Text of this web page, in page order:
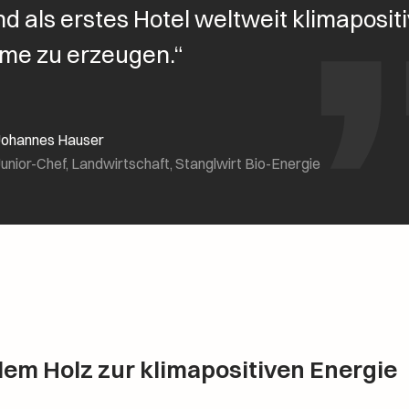
als erstes Hotel weltweit
zu erzeugen.“
Hauser
Chef, Landwirtschaft, Stanglwirt Bio-Energie
Holz zur klimapositiven Energie